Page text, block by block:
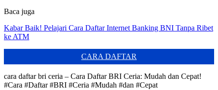
Baca juga
Kabar Baik! Pelajari Cara Daftar Internet Banking BNI Tanpa Ribet
ke ATM
CARA DAFTAR
cara daftar bri ceria – Cara Daftar BRI Ceria: Mudah dan Cepat!
#Cara #Daftar #BRI #Ceria #Mudah #dan #Cepat